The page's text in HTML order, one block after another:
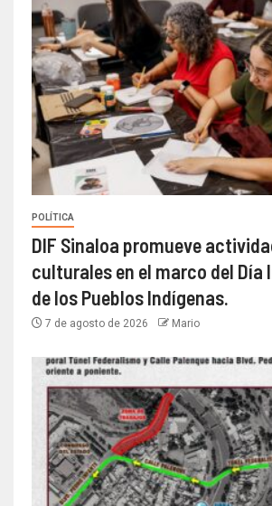
POLÍTICA
DIF Sinaloa promueve
culturales en el marco del Día
de los Pueblos Indígenas.
7 de agosto de 2026 Mario